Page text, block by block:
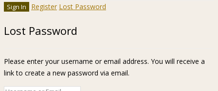
Register Lost Password
Lost Password
Please enter your username or email address. You will receive a
link to create a new password via email.